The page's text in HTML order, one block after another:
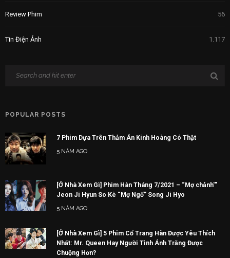
Review Phim 56
Tin Điện Ảnh 1.117
POPULAR POSTS
7 Phim Dựa Trên Thảm Án Kinh Hoàng Có Thật
5 NĂM AGO
[Ở Nhà Xem Gì] Phim Hàn Tháng 7/2021 – “Mợ chảnh'”
Jeon Ji Hyun So Kè “Mợ Ngố” Song Ji Hyo
5 NĂM AGO
[Ở Nhà Xem Gì] 5 Phim Cổ Trang Hàn Được Yêu Thích
Nhất: Mr. Queen Hay Người Tình Ánh Trăng Được
Chuộng Hơn?